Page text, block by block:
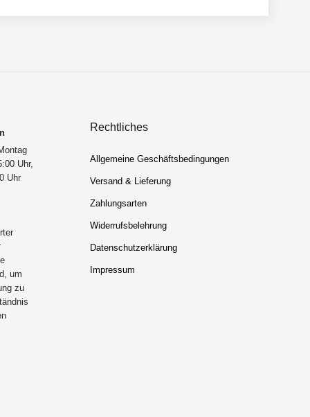
Uhr,
Uhr
um
zu
Rechtliches
Allgemeine Geschäftsbedingungen
Versand & Lieferung
Zahlungsarten
Widerrufsbelehrung
Datenschutzerklärung
Impressum